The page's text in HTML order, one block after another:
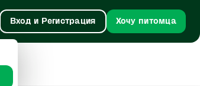
Вход и Регистрация Хочу питомца